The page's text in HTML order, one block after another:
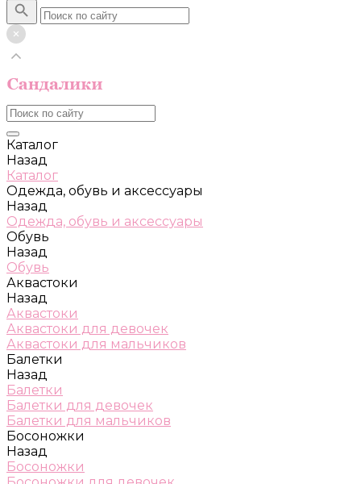
Каталог
Назад
Каталог
Одежда, обувь и аксессуары
Назад
Одежда, обувь и аксессуары
Обувь
Назад
Обувь
Аквастоки
Назад
Аквастоки
Аквастоки для девочек
Аквастоки для мальчиков
Балетки
Назад
Балетки
Балетки для девочек
Балетки для мальчиков
Босоножки
Назад
Босоножки